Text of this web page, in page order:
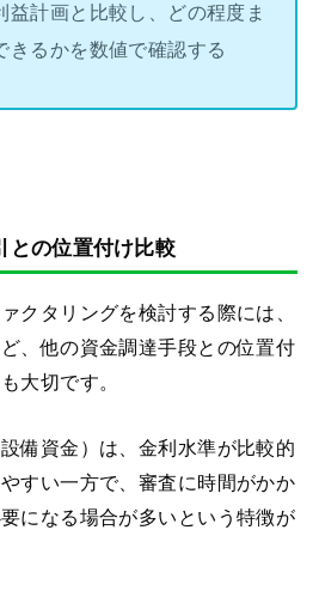
益計画と比較し、どの程度ま
きるかを数値で確認する
との位置付け比較
クタリングを検討する際には、
、他の資金調達手段との位置付
大切です。
備資金）は、金利水準が比較的
すい一方で、審査に時間がかか
になる場合が多いという特徴が